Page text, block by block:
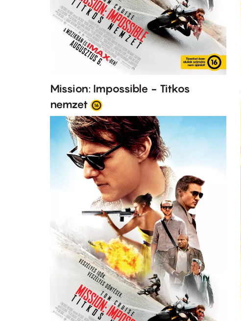
Mission: Impossible - Titkos
nemzet